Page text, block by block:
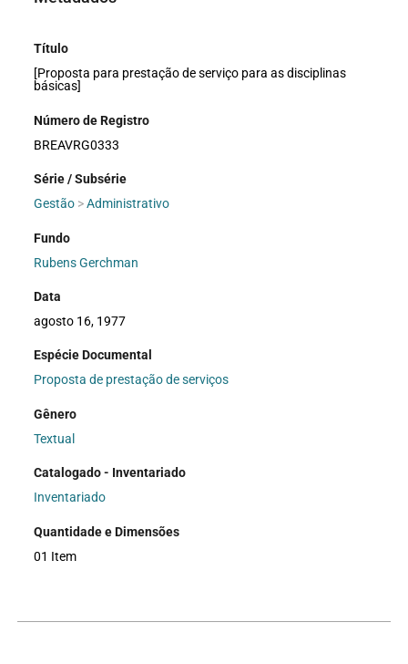
Título
[Proposta para prestação de serviço para as disciplinas
básicas]
Número de Registro
BREAVRG0333
Série / Subsérie
Gestão >Administrativo
Fundo
Rubens Gerchman
Data
agosto 16, 1977
Espécie Documental
Proposta de prestação de serviços
Gênero
Textual
Catalogado - Inventariado
Inventariado
Quantidade e Dimensões
01 Item